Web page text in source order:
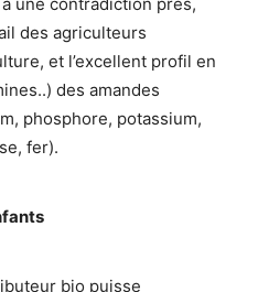
des agriculteurs
et l’excellent profil en
des amandes
phosphore, potassium,
fer).
bio puisse